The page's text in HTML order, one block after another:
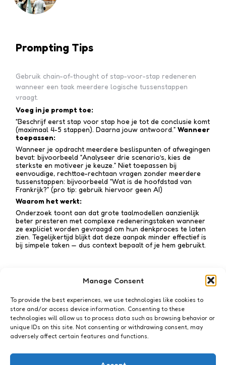
Manage Consent
To provide the best experiences, we use technologies like cookies to
store and/or access device information. Consenting to these
technologies will allow us to process data such as browsing behavior or
unique IDs on this site. Not consenting or withdrawing consent, may
adversely affect certain features and functions.
Prompting Tips
Gebruik chain-of-thought of stap-voor-stap redeneren
wanneer een taak meerdere logische tussenstappen
vraagt.
Voeg in je prompt toe:
“Beschrijf eerst stap voor stap hoe je tot de conclusie komt
(maximaal 4-5 stappen). Daarna jouw antwoord.” Wanneer
toepassen:
Wanneer je opdracht meerdere beslispunten of afwegingen
bevat: bijvoorbeeld “Analyseer drie scenario’s, kies de
sterkste en motiveer je keuze.” Niet toepassen bij
eenvoudige, rechttoe-recht­aan vragen zonder meerdere
tussen­stappen: bijvoorbeeld “Wat is de hoofdstad van
Frankrijk?” (pro tip: gebruik hiervoor geen AI)
Waarom het werkt:
Onderzoek toont aan dat grote taalmodellen aanzienlijk
beter presteren met complexe redenerings­taken wanneer
ze expliciet worden gevraagd om hun denkproces te laten
zien. Tegelijkertijd blijkt dat deze aanpak minder effectief is
bij simpele taken — dus context bepaalt of je hem gebruikt.
Subscribe to my newsletter!